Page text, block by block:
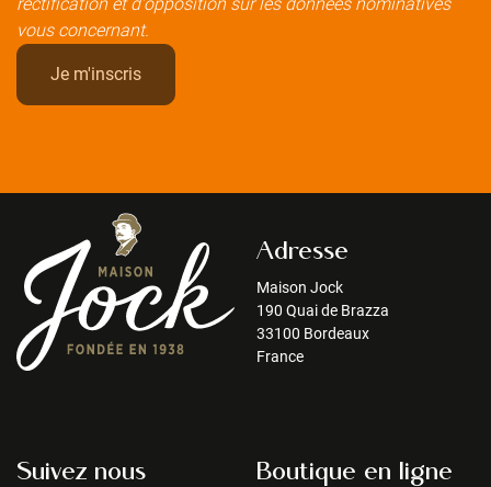
rectification et d'opposition sur les données nominatives
vous concernant.
Adresse
Maison Jock
190 Quai de Brazza
33100 Bordeaux
France
Boutique en ligne
Suivez nous